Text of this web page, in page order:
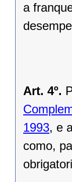
a
Art. 4º.
1993, e
como,